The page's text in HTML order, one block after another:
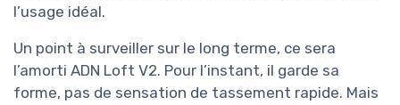
l’usage idéal.
Un point à surveiller sur le long terme, ce sera
l’amorti ADN Loft V2. Pour l’instant, il garde sa
forme, pas de sensation de tassement rapide. Mais